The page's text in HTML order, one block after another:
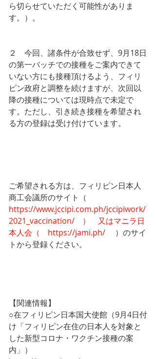
ら切らせていただく可能性がありま
す。）。
２　今回、諸条件が合致せず、9月18日
の第一バッチでの接種をご案内できて
いない方にも接種頂けるよう、フィリ
ピン政府と調整を続けますが、次回以
降の接種については現時点で未定で
す。ただし、引き続き接種を希望され
る方の登録は受け付けています。
ご希望される方は、フィリピン日本人
商工会議所のサイト（
https://www.jccipi.com.ph/jccipiwork/
2021_vaccination/　）　又はマニラ日
本人会（　https://jami.ph/ ）のサイ
トから登録ください。
【関連情報】
○在フィリピン日本国大使館（9月4日付
け「フィリピン在住の日本人を対象と
した新型コロナ・ワクチン接種の案
内」）